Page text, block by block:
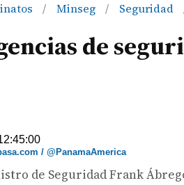
/ Minseg / Seguridad
de
/ @PanamaAmerica
de Seguridad Frank